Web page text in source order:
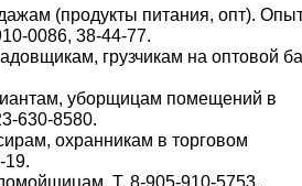
(продукты питания, опт).
0086, 38-44-77.
грузчикам на оптовой
уборщицам помещений в
630-8580.
охранникам в торговом
19.
Т. 8-905-910-5753.